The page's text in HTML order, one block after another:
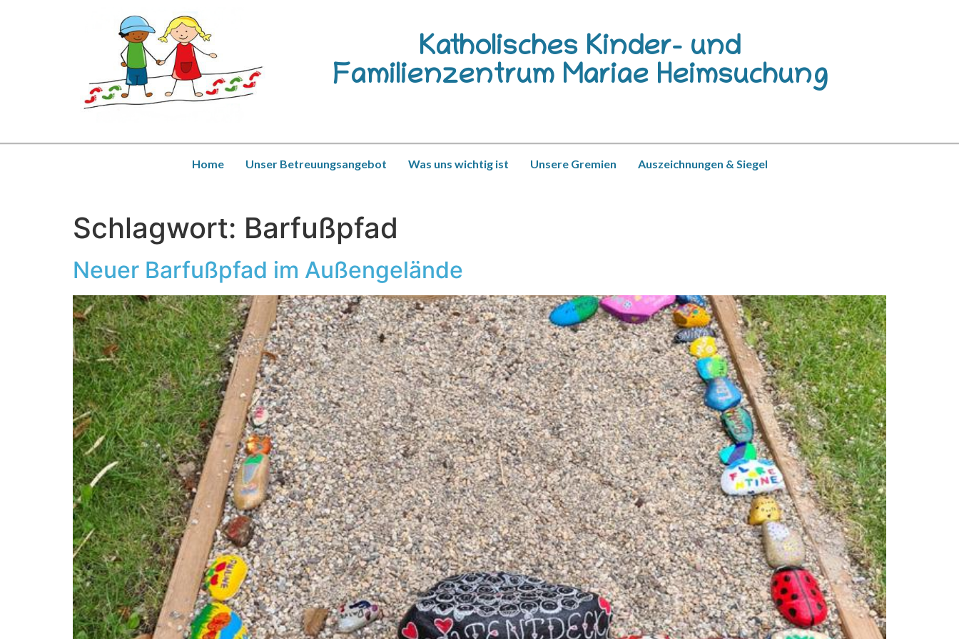
Katholisches Kinder- und
Familienzentrum Mariae Heimsuchung
Home Unser Betreuungsangebot Was uns wichtig ist Unsere Gremien Auszeichnungen & Siegel
Schlagwort: Barfußpfad
Neuer Barfußpfad im Außengelände